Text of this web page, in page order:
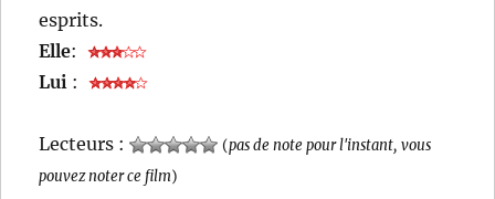
esprits.
Elle:
Lui :
Lecteurs : (pas de note pour l'instant, vous
pouvez noter ce film)